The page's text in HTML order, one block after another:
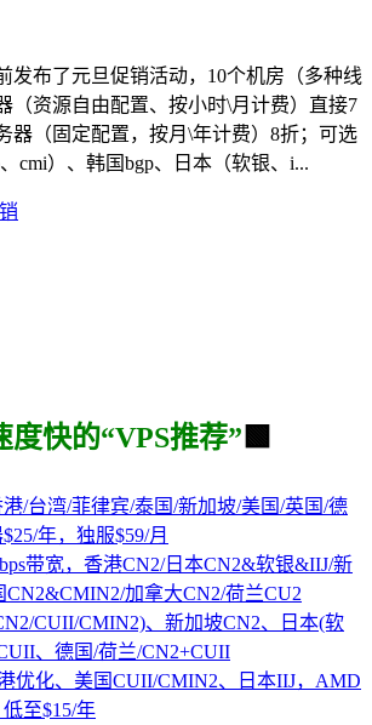
发布了元旦促销活动，10个机房（多种线
（资源自由配置、按小时\月计费）直接7
器（固定配置，按月\年计费）8折；可选
cmi）、韩国bgp、日本（软银、i...
度快的“VPS推荐” 🟩
港/台湾/菲律宾/泰国/新加坡/美国/英国/德
年，独服$59/月
带宽，香港CN2/日本CN2&软银&IIJ/新
CN2&CMIN2/加拿大CN2/荷兰CU2
CUII/CMIN2)、新加坡CN2、日本(软
、德国/荷兰/CN2+CUII
优化、美国CUII/CMIN2、日本IIJ，AMD
至$15/年